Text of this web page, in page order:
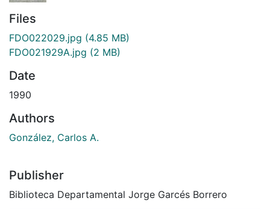
Files
FDO022029.jpg (4.85 MB)
FDO021929A.jpg (2 MB)
Date
1990
Authors
González, Carlos A.
Publisher
Biblioteca Departamental Jorge Garcés Borrero